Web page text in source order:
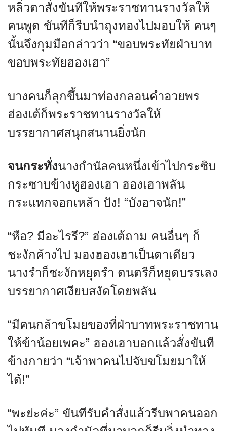
หลิ่วตาสั่งขันทีให้พระราชทานรางวัลให้
คนพูด ขันทีก็รีบนำถุงทองไปมอบให้ คนๆ
นั้นจึงกุมมือกล่าวว่า “ขอบพระทัยฝ่าบาท
ขอบพระทัยฮองเฮา”
บางคนก็ลุกขึ้นมาท่องกลอนคำอวยพร
ฮ่องเต้ก็พระราชทานรางวัลให้
บรรยากาศสนุกสนานยิ่งนัก
จนกระทั่งนางกำนัลคนหนึ่งเข้าไปกระซิบ
กระซาบข้างหูฮองเฮา ฮองเฮาพลัน
กระแทกจอกเหล้า ปัง! “บังอาจนัก!”
“หือ? มีอะไรรึ?” ฮ่องเต้ถาม คนอื่นๆ ก็
ชะงักค้างไป มองฮองเฮาเป็นตาเดียว
นางรำก็ชะงักหยุดรำ ดนตรีก็หยุดบรรเลง
บรรยากาศเงียบสงัดโดยพลัน
“มีคนกล้าขโมยของที่ฝ่าบาทพระราชทาน
ให้ข้าน้อยเพคะ” ฮองเฮาบอกแล้วสั่งขันที
ข้างกายว่า “เจ้าพาคนไปจับขโมยมาให้
ได้!”
“พะย่ะค่ะ” ขันทีรับคำสั่งแล้วรีบพาคนออก